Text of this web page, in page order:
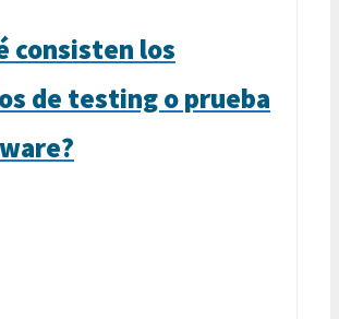
consisten los
de testing o prueba